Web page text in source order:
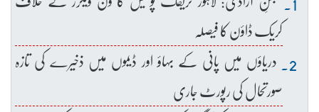
کریک ڈاؤن کا فیصلہ
دریاؤں میں پانی کے بہاؤ اور ڈیموں میں ذخیرے کی تازہ
صورتحال کی رپورٹ جاری